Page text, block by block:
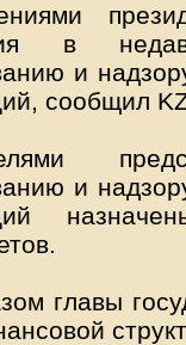
в
и
сообщил
и
главы